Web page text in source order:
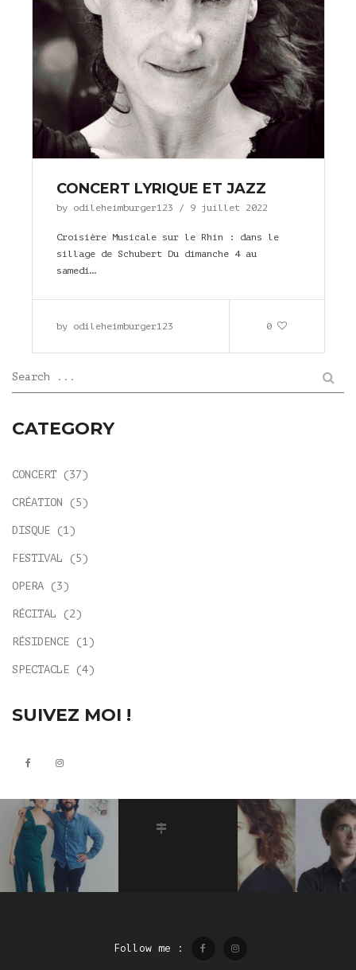
CONCERT LYRIQUE ET JAZZ
by odileheimburger123 / 9 juillet 2022
Croisière Musicale sur le Rhin : dans le
sillage de Schubert Du dimanche 4 au
samedi…
by odileheimburger123 0
Search ...
CATEGORY
CONCERT (37)
CRÉATION (5)
DISQUE (1)
FESTIVAL (5)
OPERA (3)
RÉCITAL (2)
RÉSIDENCE (1)
SPECTACLE (4)
SUIVEZ MOI !
Follow me :